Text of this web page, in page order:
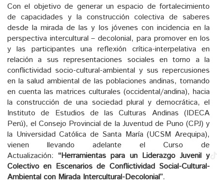
Con el objetivo de generar un espacio de fortalecimiento
de capacidades y la construcción colectiva de saberes
desde la mirada de las y los jóvenes con incidencia en la
perspectiva intercultural – decolonial, para promover en los
y las participantes una reflexión crítica-interpelativa en
relación a sus representaciones sociales en torno a la
conflictividad socio-cultural-ambiental y sus repercusiones
en la salud ambiental de las poblaciones andinas, tomando
en cuenta las matrices culturales (occidental/andina), hacia
la construcción de una sociedad plural y democrática, el
Instituto de Estudios de las Culturas Andinas (IDECA
Perú), el Consejo Provincial de la Juventud de Puno (CPJ) y
la Universidad Católica de Santa María (UCSM Arequipa),
vienen llevando adelante el Curso de
Actualización:“Herramientas para un Liderazgo Juvenil y
Colectivo en Escenarios de Conflictividad Social-Cultural-
Ambiental con Mirada Intercultural-Decolonial”.